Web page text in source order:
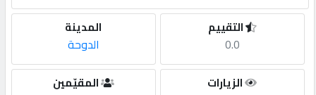
مطلوب
طلب
المدينة
الدوحة
التقييم
0.0
المقيّمين الزيارات